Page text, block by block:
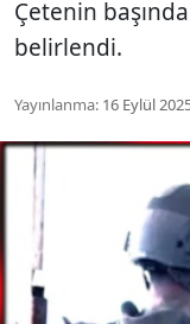
Çetenin
belirlendi.
Yayınlanma: 16 Eylül